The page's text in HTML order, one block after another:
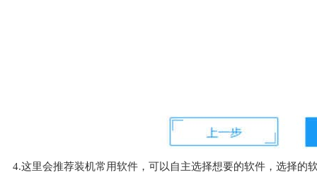
4.这里会推荐装机常用软件，可以自主选择想要的软件，选择的